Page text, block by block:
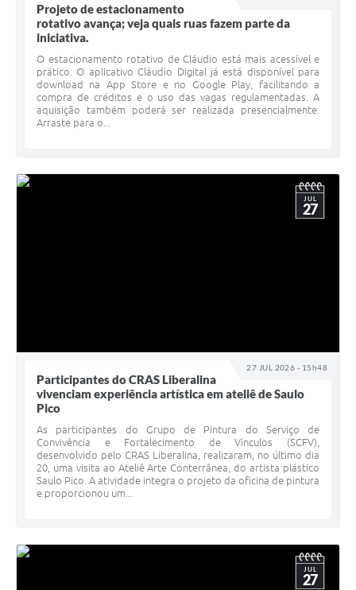
Projeto de estacionamento
rotativo avança; veja quais ruas fazem parte da
iniciativa.
O estacionamento rotativo de Cláudio está mais acessível e
prático. O aplicativo Cláudio Digital já está disponível para
download na App Store e no Google Play, facilitando a
compra de créditos e o uso das vagas regulamentadas. A
aquisição também poderá ser realizada presencialmente.
Arraste para o...
27 JUL 2026 - 15h48
JUL
27
Participantes do CRAS Liberalina
vivenciam experiência artística em ateliê de Saulo
Pico
As participantes do Grupo de Pintura do Serviço de
Convivência e Fortalecimento de Vínculos (SCFV),
desenvolvido pelo CRAS Liberalina, realizaram, no último dia
20, uma visita ao Ateliê Arte Conterrânea, do artista plástico
Saulo Pico. A atividade integra o projeto da oficina de pintura
e proporcionou um...
JUL
27